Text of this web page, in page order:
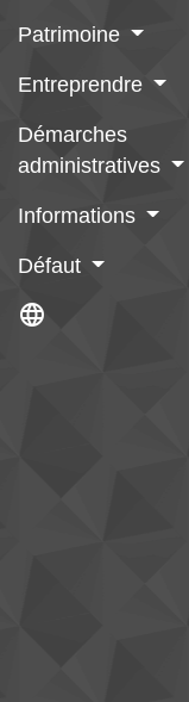
Patrimoine
Entreprendre
Démarches
administratives
Informations
Défaut
language